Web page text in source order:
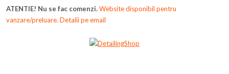
ATENTIE! Nu se fac comenzi.Website disponibil pentru
vanzare/preluare. Detalii pe email